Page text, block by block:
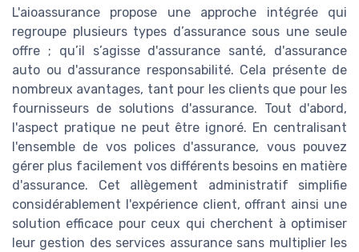
L'aioassurance propose une approche intégrée qui
regroupe plusieurs types d’assurance sous une seule
offre ; qu’il s’agisse d'assurance santé, d'assurance
auto ou d'assurance responsabilité. Cela présente de
nombreux avantages, tant pour les clients que pour les
fournisseurs de solutions d'assurance. Tout d'abord,
l'aspect pratique ne peut être ignoré. En centralisant
l'ensemble de vos polices d'assurance, vous pouvez
gérer plus facilement vos différents besoins en matière
d'assurance. Cet allègement administratif simplifie
considérablement l'expérience client, offrant ainsi une
solution efficace pour ceux qui cherchent à optimiser
leur gestion des services assurance sans multiplier les